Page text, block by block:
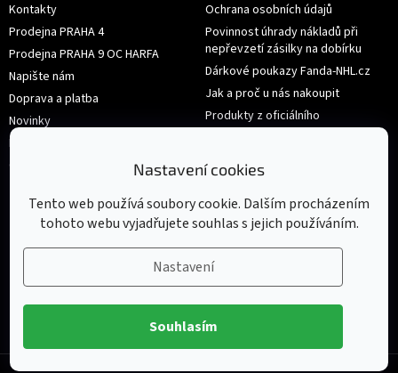
Nastavení cookies
Tento web používá soubory cookie. Dalším procházením
tohoto webu vyjadřujete souhlas s jejich používáním.
Nastavení
Souhlasím
Kontakty
Prodejna PRAHA 4
Prodejna PRAHA 9 OC HARFA
Napište nám
Doprava a platba
Novinky
Hodnocení obchodu
Obchodní podmínky
Ochrana osobních údajů
Povinnost úhrady nákladů při
nepřevzetí zásilky na dobírku
Dárkové poukazy Fanda-NHL.cz
Jak a proč u nás nakoupit
Produkty z oficiálního
shop.nhl.com
Výměna nebo vrácení zboží